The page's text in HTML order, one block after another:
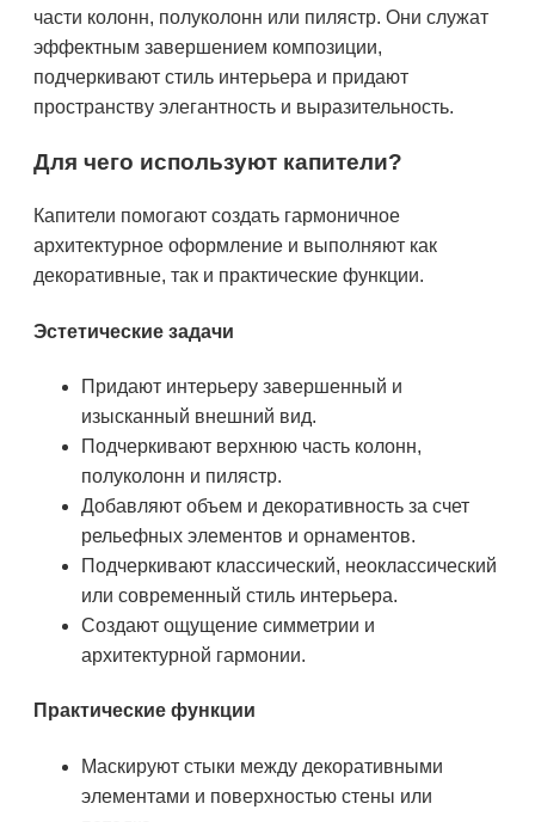
части колонн, полуколонн или пилястр. Они служат
эффектным завершением композиции,
подчеркивают стиль интерьера и придают
пространству элегантность и выразительность.
Для чего используют капители?
Капители помогают создать гармоничное
архитектурное оформление и выполняют как
декоративные, так и практические функции.
Эстетические задачи
Придают интерьеру завершенный и
изысканный внешний вид.
Подчеркивают верхнюю часть колонн,
полуколонн и пилястр.
Добавляют объем и декоративность за счет
рельефных элементов и орнаментов.
Подчеркивают классический, неоклассический
или современный стиль интерьера.
Создают ощущение симметрии и
архитектурной гармонии.
Практические функции
Маскируют стыки между декоративными
элементами и поверхностью стены или